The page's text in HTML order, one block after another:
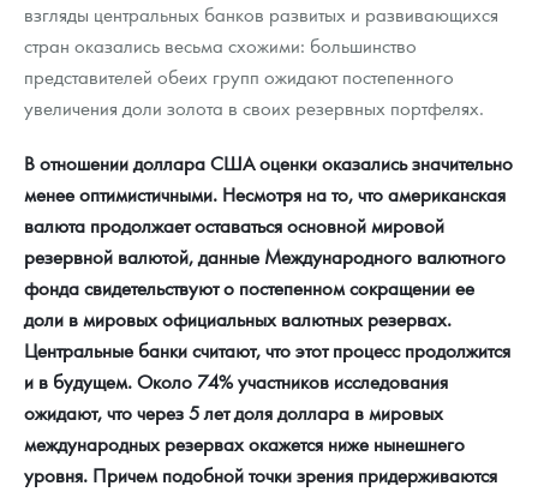
Золотая карманная галерея
Наборы подарочных и коллекционных монет
взгляды центральных банков развитых и развивающихся
стран оказались весьма схожими: большинство
представителей обеих групп ожидают постепенного
увеличения доли золота в своих резервных портфелях.
В отношении доллара США оценки оказались значительно
менее оптимистичными. Несмотря на то, что американская
валюта продолжает оставаться основной мировой
резервной валютой, данные Международного валютного
фонда свидетельствуют о постепенном сокращении ее
доли в мировых официальных валютных резервах.
Центральные банки считают, что этот процесс продолжится
и в будущем. Около 74% участников исследования
ожидают, что через 5 лет доля доллара в мировых
международных резервах окажется ниже нынешнего
уровня. Причем подобной точки зрения придерживаются